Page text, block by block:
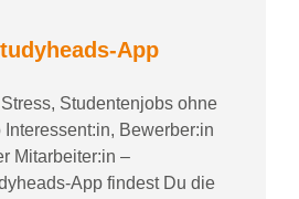
App
Studentenjobs ohne
Interessent:in, Bewerber:in
Mitarbeiter:in –
App findest Du die